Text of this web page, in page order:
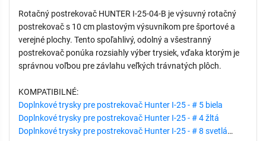
Rotačný postrekovač HUNTER I-25-04-B je výsuvný rotačný
postrekovač s 10 cm plastovým výsuvníkom pre športové a
verejné plochy. Tento spoľahlivý, odolný a všestranný
postrekovač ponúka rozsiahly výber trysiek, vďaka ktorým je
správnou voľbou pre závlahu veľkých trávnatých plôch.
KOMPATIBILNÉ:
Doplnkové trysky pre postrekovač Hunter I-25 - # 5 biela
Doplnkové trysky pre postrekovač Hunter I-25 - # 4 žltá
Doplnkové trysky pre postrekovač Hunter I-25 - # 8 svetlá